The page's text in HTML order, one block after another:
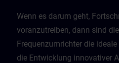
Wenn es darum geht,
voranzutreiben, dann sind
Frequenzumrichter die
die Entwicklung innovativer